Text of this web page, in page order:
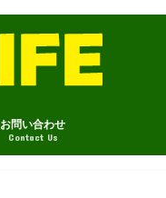
お問い合わせ
Contact Us